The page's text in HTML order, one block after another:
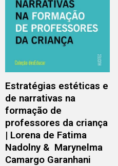
Estratégias estéticas e
de narrativas na
formação de
professores da criança
| Lorena de Fatima
Nadolny & Marynelma
Camargo Garanhani